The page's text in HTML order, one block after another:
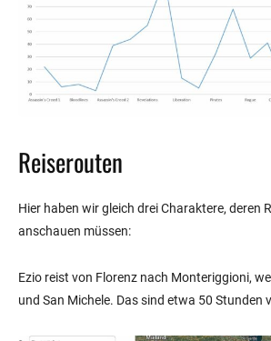
Reiserouten
Hier haben wir gleich drei Charaktere, deren
anschauen müssen:
Ezio reist von Florenz nach Monteriggioni,
und San Michele. Das sind etwa 50 Stunden